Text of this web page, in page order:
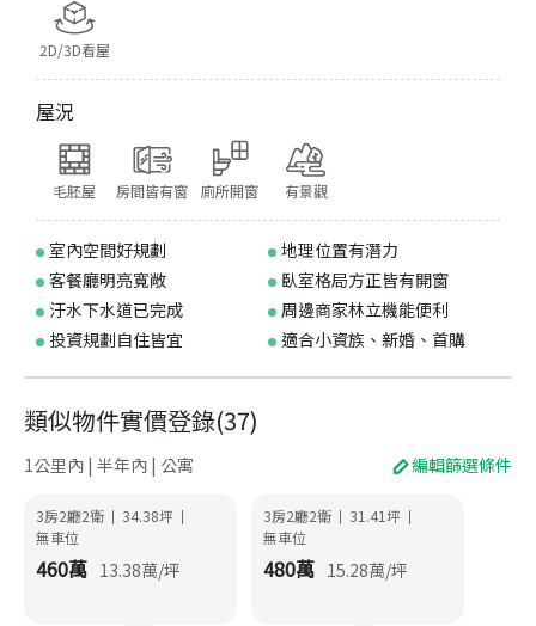
2D/3D看屋
屋況
毛胚屋 房間皆有窗 廁所開窗 有景觀
室內空間好規劃
地理位置有潛力
客餐廳明亮寬敞
臥室格局方正皆有開窗
汙水下水道已完成
周邊商家林立機能便利
投資規劃自住皆宜
適合小資族、新婚、首購
類似物件實價登錄(37)
1公里內 | 半年內 | 公寓 編輯篩選條件
3房2廳2衛 | 34.38坪 |
無車位
460萬 13.38萬/坪
3房2廳2衛 | 31.41坪 |
無車位
480萬 15.28萬/坪